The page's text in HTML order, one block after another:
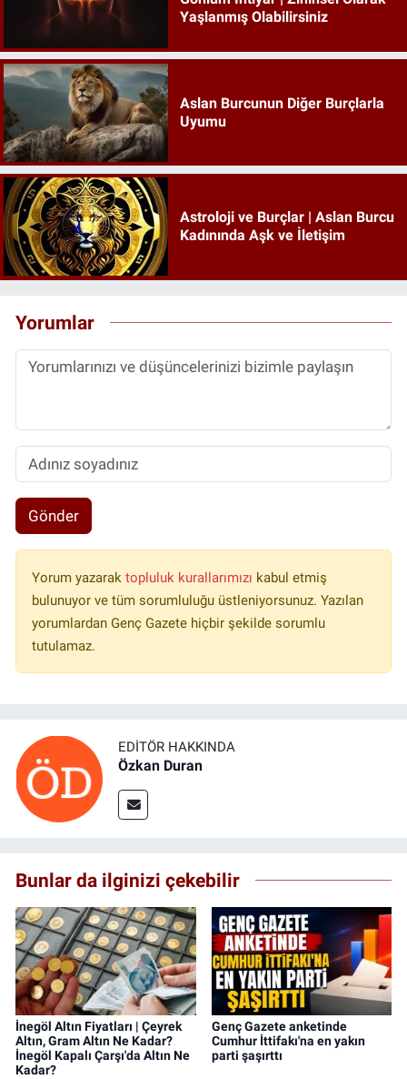
Yaşlanmış Olabilirsiniz
Aslan Burcunun Diğer Burçlarla
Uyumu
Astroloji ve Burçlar | Aslan Burcu
Kadınında Aşk ve İletişim
Yorumlar
Gönder
Yorum yazarak topluluk kurallarımızı kabul etmiş
bulunuyor ve tüm sorumluluğu üstleniyorsunuz. Yazılan
yorumlardan Genç Gazete hiçbir şekilde sorumlu
tutulamaz.
EDITÖR HAKKINDA
Özkan Duran
Bunlar da ilginizi çekebilir
İnegöl Altın Fiyatları | Çeyrek
Altın, Gram Altın Ne Kadar?
İnegöl Kapalı Çarşı'da Altın Ne
Kadar?
Genç Gazete anketinde
Cumhur İttifakı'na en yakın
parti şaşırttı